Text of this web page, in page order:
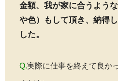
金額、我が家に合うよう
や色）もして頂き、納得
した。
Q.実際に仕事を終えて良か